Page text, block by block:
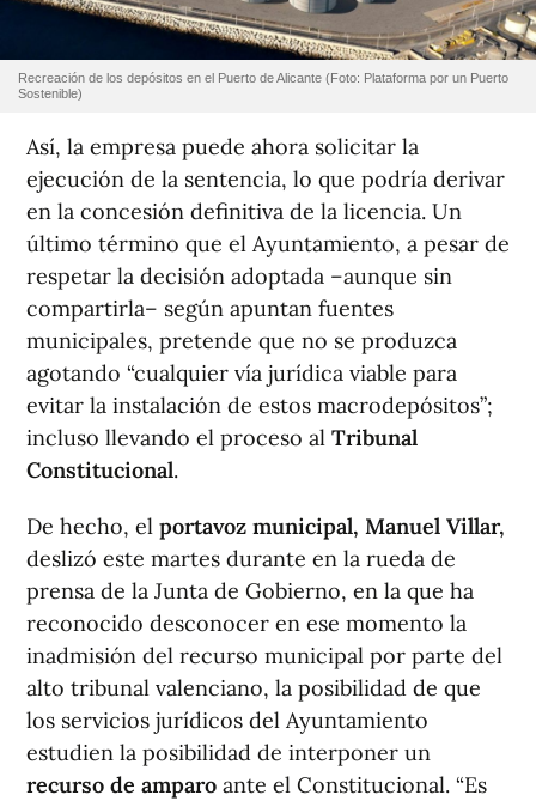
Recreación de los depósitos en el Puerto de Alicante (Foto: Plataforma por un Puerto
Sostenible)
Así, la empresa puede ahora solicitar la
ejecución de la sentencia, lo que podría derivar
en la concesión definitiva de la licencia. Un
último término que el Ayuntamiento, a pesar de
respetar la decisión adoptada –aunque sin
compartirla– según apuntan fuentes
municipales, pretende que no se produzca
agotando “cualquier vía jurídica viable para
evitar la instalación de estos macrodepósitos”;
incluso llevando el proceso al Tribunal
Constitucional.
De hecho, el portavoz municipal, Manuel Villar,
deslizó este martes durante en la rueda de
prensa de la Junta de Gobierno, en la que ha
reconocido desconocer en ese momento la
inadmisión del recurso municipal por parte del
alto tribunal valenciano, la posibilidad de que
los servicios jurídicos del Ayuntamiento
estudien la posibilidad de interponer un
recurso de amparo ante el Constitucional. “Es